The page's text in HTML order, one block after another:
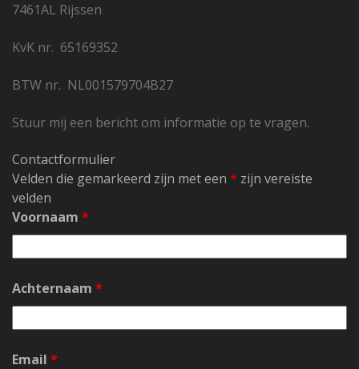
7461AL Rijssen
KvK nr. 65169352
BTW nr. NL001579704B27
Stuur mij een bericht om informatie op te vragen.
Contactformulier
Velden die gemarkeerd zijn met een * zijn vereiste
velden
Voornaam *
Achternaam *
Email *